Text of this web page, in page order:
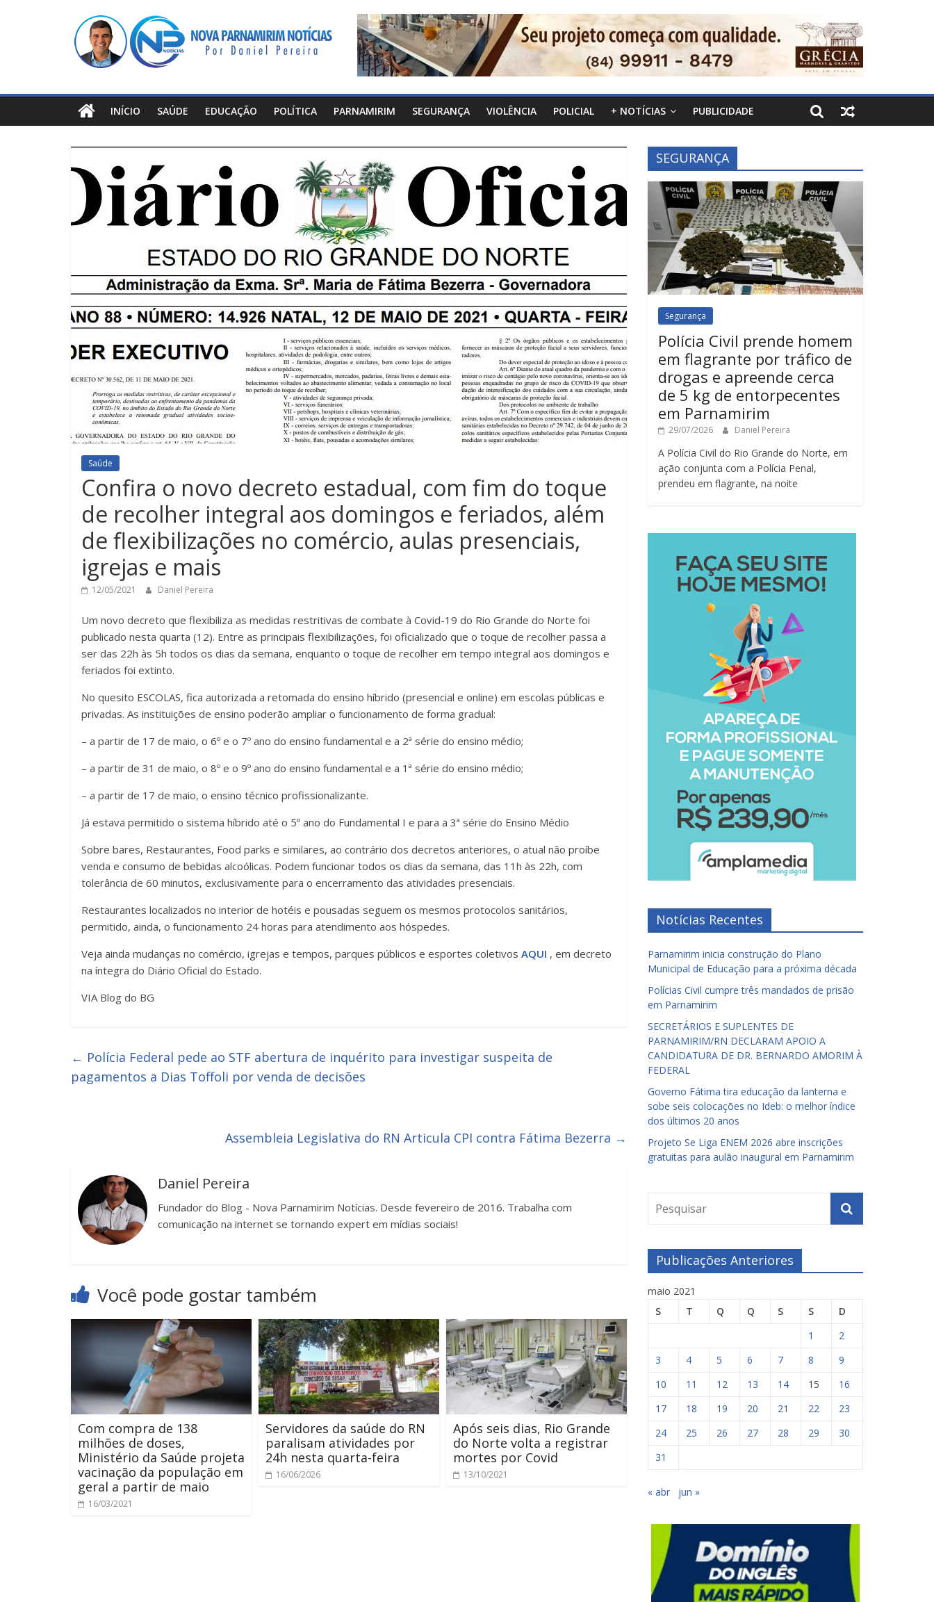
Nova
Parnamirim
Notícias
Daniel
Pereira
INÍCIO SAÚDE EDUCAÇÃO POLÍTICA PARNAMIRIM SEGURANÇA VIOLÊNCIA POLICIAL + NOTÍCIAS PUBLICIDADE
Saúde
Confira o novo decreto estadual, com fim do toque
de recolher integral aos domingos e feriados, além
de flexibilizações no comércio, aulas presenciais,
igrejas e mais
12/05/2021 Daniel Pereira
Um novo decreto que flexibiliza as medidas restritivas de combate à Covid-19 do Rio Grande do Norte foi
publicado nesta quarta (12). Entre as principais flexibilizações, foi oficializado que o toque de recolher passa a
ser das 22h às 5h todos os dias da semana, enquanto o toque de recolher em tempo integral aos domingos e
feriados foi extinto.
No quesito ESCOLAS, fica autorizada a retomada do ensino híbrido (presencial e online) em escolas públicas e
privadas. As instituições de ensino poderão ampliar o funcionamento de forma gradual:
– a partir de 17 de maio, o 6º e o 7º ano do ensino fundamental e a 2ª série do ensino médio;
– a partir de 31 de maio, o 8º e o 9º ano do ensino fundamental e a 1ª série do ensino médio;
– a partir de 17 de maio, o ensino técnico profissionalizante.
Já estava permitido o sistema híbrido até o 5º ano do Fundamental I e para a 3ª série do Ensino Médio
Sobre bares, Restaurantes, Food parks e similares, ao contrário dos decretos anteriores, o atual não proíbe
venda e consumo de bebidas alcoólicas. Podem funcionar todos os dias da semana, das 11h às 22h, com
tolerância de 60 minutos, exclusivamente para o encerramento das atividades presenciais.
Restaurantes localizados no interior de hotéis e pousadas seguem os mesmos protocolos sanitários,
permitido, ainda, o funcionamento 24 horas para atendimento aos hóspedes.
Veja ainda mudanças no comércio, igrejas e tempos, parques públicos e esportes coletivos AQUI , em decreto
na íntegra do Diário Oficial do Estado.
VIA Blog do BG
← Polícia Federal pede ao STF abertura de inquérito para investigar suspeita de
pagamentos a Dias Toffoli por venda de decisões
Assembleia Legislativa do RN Articula CPI contra Fátima Bezerra →
Daniel Pereira
Fundador do Blog - Nova Parnamirim Notícias. Desde fevereiro de 2016. Trabalha com
comunicação na internet se tornando expert em mídias sociais!
Você pode gostar também
Com compra de 138
milhões de doses,
Ministério da Saúde projeta
vacinação da população em
geral a partir de maio
16/03/2021
Servidores da saúde do RN
paralisam atividades por
24h nesta quarta-feira
16/06/2026
Após seis dias, Rio Grande
do Norte volta a registrar
mortes por Covid
13/10/2021
SEGURANÇA
Segurança
Polícia Civil prende homem
em flagrante por tráfico de
drogas e apreende cerca
de 5 kg de entorpecentes
em Parnamirim
29/07/2026 Daniel Pereira
A Polícia Civil do Rio Grande do Norte, em
ação conjunta com a Polícia Penal,
prendeu em flagrante, na noite
Notícias Recentes
Parnamirim inicia construção do Plano
Municipal de Educação para a próxima década
Polícias Civil cumpre três mandados de prisão
em Parnamirim
SECRETÁRIOS E SUPLENTES DE
PARNAMIRIM/RN DECLARAM APOIO A
CANDIDATURA DE DR. BERNARDO AMORIM À
FEDERAL
Governo Fátima tira educação da lanterna e
sobe seis colocações no Ideb: o melhor índice
dos últimos 20 anos
Projeto Se Liga ENEM 2026 abre inscrições
gratuitas para aulão inaugural em Parnamirim
Publicações Anteriores
maio 2021
S
T Q Q S S
D
1
2
3
4 5 6 7 8
9
10
11 12 13 14 15
16
17
18 19 20 21 22
23
24
25 26 27 28 29
30
31
« abr jun »